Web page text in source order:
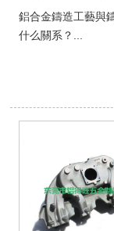
有什么關系
鋁合金鑄造工藝與
什么關系？...